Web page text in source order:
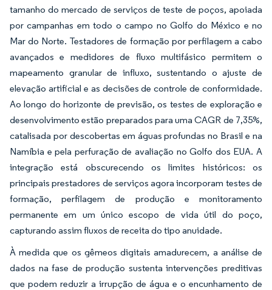
tamanho do mercado de serviços de teste de poços, apoiada
por campanhas em todo o campo no Golfo do México e no
Mar do Norte. Testadores de formação por perfilagem a cabo
avançados e medidores de fluxo multifásico permitem o
mapeamento granular de influxo, sustentando o ajuste de
elevação artificial e as decisões de controle de conformidade.
Ao longo do horizonte de previsão, os testes de exploração e
desenvolvimento estão preparados para uma CAGR de 7,35%,
catalisada por descobertas em águas profundas no Brasil e na
Namíbia e pela perfuração de avaliação no Golfo dos EUA. A
integração está obscurecendo os limites históricos: os
principais prestadores de serviços agora incorporam testes de
formação, perfilagem de produção e monitoramento
permanente em um único escopo de vida útil do poço,
capturando assim fluxos de receita do tipo anuidade.
À medida que os gêmeos digitais amadurecem, a análise de
dados na fase de produção sustenta intervenções preditivas
que podem reduzir a irrupção de água e o encunhamento de